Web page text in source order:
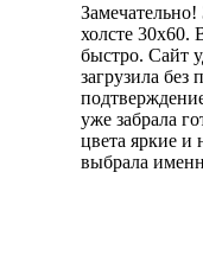
Замечательно!
холсте 30х60.
быстро. Сайт
загрузила
уже забрала
цвета яркие
выбрала